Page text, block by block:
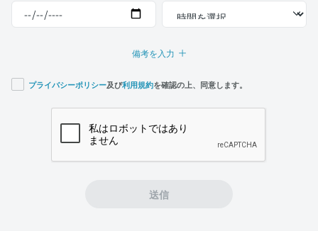
備考を入力
プライバシーポリシー及び利用規約を確認の上、同意します。
送信